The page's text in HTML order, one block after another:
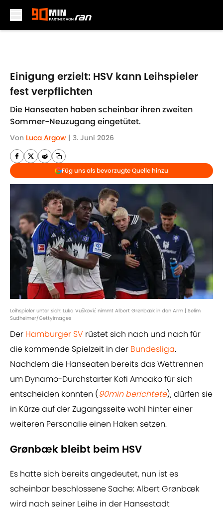
Einigung erzielt: HSV kann Leihspieler
fest verpflichten
Die Hanseaten haben scheinbar ihren zweiten
Sommer-Neuzugang eingetütet.
Von Luca Argow | 3. Juni 2026
Füg uns als bevorzugte Quelle hinzu
Leihspieler unter sich: Luka Vušković nimmt Albert Grønbæk in den Arm | Selim
Sudheimer/GettyImages
Der Hamburger SV rüstet sich nach und nach für
die kommende Spielzeit in der Bundesliga.
Nachdem die Hanseaten bereits das Wettrennen
um Dynamo-Durchstarter Kofi Amoako für sich
entscheiden konnten (90min berichtete), dürfen sie
in Kürze auf der Zugangsseite wohl hinter einer
weiteren Personalie einen Haken setzen.
Grønbæk bleibt beim HSV
Es hatte sich bereits angedeutet, nun ist es
scheinbar beschlossene Sache: Albert Grønbæk
wird nach seiner Leihe in der Hansestadt